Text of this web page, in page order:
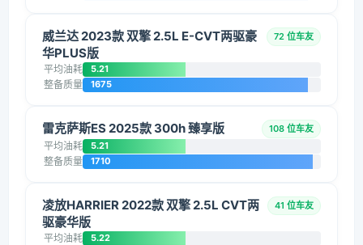
威兰达 2023款 双擎 2.5L E-CVT两驱豪
华PLUS版
72 位车友
平均油耗 5.21
整备质量 1675
雷克萨斯ES 2025款 300h 臻享版 108 位车友
平均油耗 5.21
整备质量 1710
凌放HARRIER 2022款 双擎 2.5L CVT两
驱豪华版
41 位车友
平均油耗 5.22